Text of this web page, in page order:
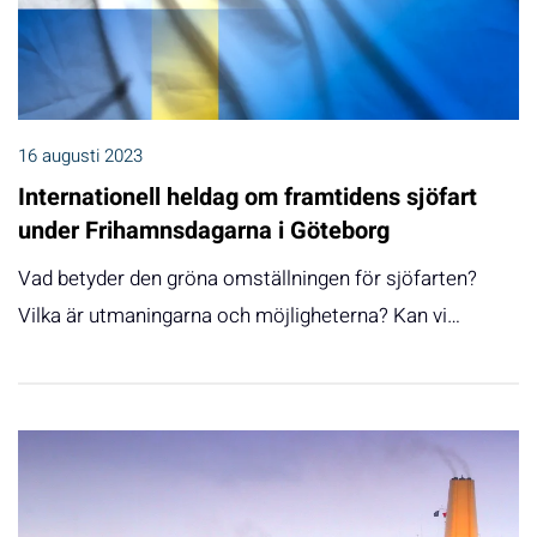
16 augusti 2023
Internationell heldag om framtidens sjöfart
under Frihamnsdagarna i Göteborg
Vad betyder den gröna omställningen för sjöfarten?
Vilka är utmaningarna och möjligheterna? Kan vi…